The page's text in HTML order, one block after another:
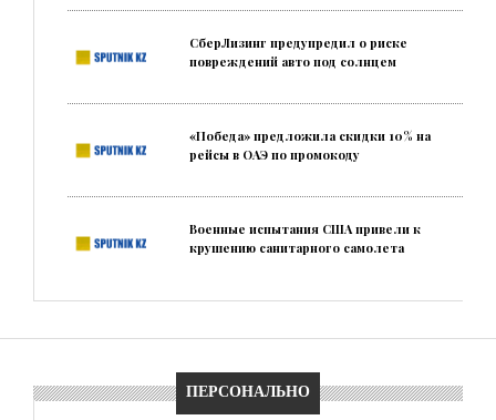
СберЛизинг предупредил о риске
повреждений авто под солнцем
«Победа» предложила скидки 10% на
рейсы в ОАЭ по промокоду
Военные испытания США привели к
крушению санитарного самолета
ПЕРСОНАЛЬНО